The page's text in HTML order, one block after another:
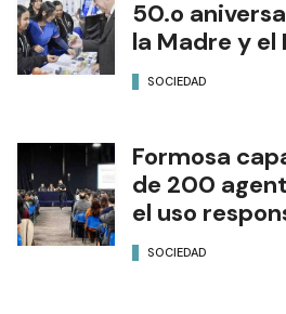
50.o
la Madre y el
SOCIEDAD
Formosa
de 200
el uso
SOCIEDAD